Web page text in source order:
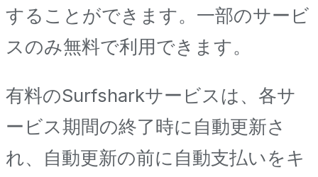
することができます。一部のサービ
スのみ無料で利用できます。
有料のSurfsharkサービスは、各サ
ービス期間の終了時に自動更新さ
れ、自動更新の前に自動支払いをキ